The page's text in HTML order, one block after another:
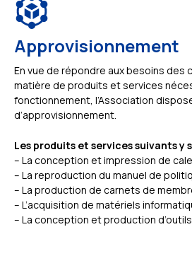
Approvisionnement
En vue de répondre aux besoins des
matière de produits et services
fonctionnement, l’Association
d’approvisionnement.
Les produits et services suivants y
– La conception et impression de
– La reproduction du manuel de
– La production de carnets de
– L’acquisition de matériels
– La conception et production